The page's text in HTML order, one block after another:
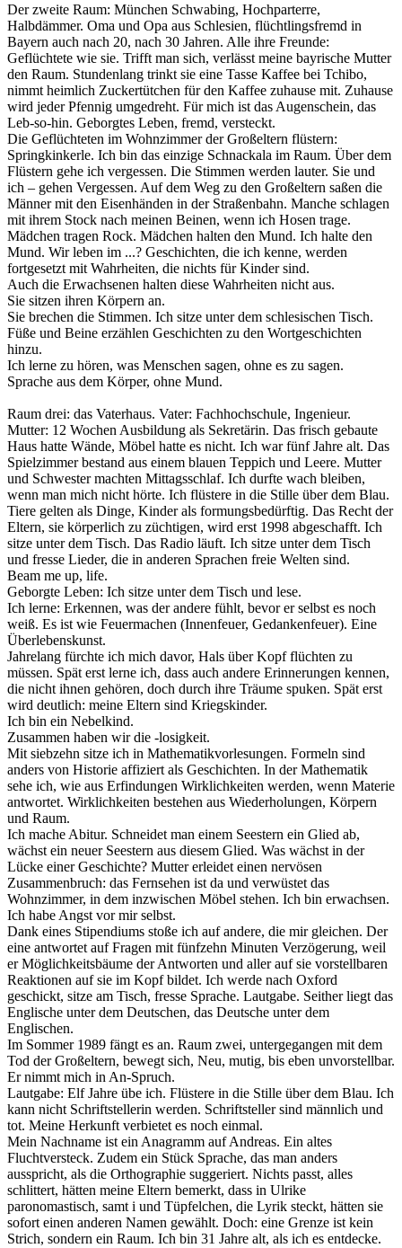
Der zweite Raum: München Schwabing, Hochparterre,
Halbdämmer. Oma und Opa aus Schlesien, flüchtlingsfremd in
Bayern auch nach 20, nach 30 Jahren. Alle ihre Freunde:
Geflüchtete wie sie. Trifft man sich, verlässt meine bayrische Mutter
den Raum. Stundenlang trinkt sie eine Tasse Kaffee bei Tchibo,
nimmt heimlich Zuckertütchen für den Kaffee zuhause mit. Zuhause
wird jeder Pfennig umgedreht. Für mich ist das Augenschein, das
Leb-so-hin. Geborgtes Leben, fremd, versteckt.
Die Geflüchteten im Wohnzimmer der Großeltern flüstern:
Springkinkerle. Ich bin das einzige Schnackala im Raum. Über dem
Flüstern gehe ich vergessen. Die Stimmen werden lauter. Sie und
ich – gehen Vergessen. Auf dem Weg zu den Großeltern saßen die
Männer mit den Eisenhänden in der Straßenbahn. Manche schlagen
mit ihrem Stock nach meinen Beinen, wenn ich Hosen trage.
Mädchen tragen Rock. Mädchen halten den Mund. Ich halte den
Mund. Wir leben im ...? Geschichten, die ich kenne, werden
fortgesetzt mit Wahrheiten, die nichts für Kinder sind.
Auch die Erwachsenen halten diese Wahrheiten nicht aus.
Sie sitzen ihren Körpern an.
Sie brechen die Stimmen. Ich sitze unter dem schlesischen Tisch.
Füße und Beine erzählen Geschichten zu den Wortgeschichten
hinzu.
Ich lerne zu hören, was Menschen sagen, ohne es zu sagen.
Sprache aus dem Körper, ohne Mund.
Raum drei: das Vaterhaus. Vater: Fachhochschule, Ingenieur.
Mutter: 12 Wochen Ausbildung als Sekretärin. Das frisch gebaute
Haus hatte Wände, Möbel hatte es nicht. Ich war fünf Jahre alt. Das
Spielzimmer bestand aus einem blauen Teppich und Leere. Mutter
und Schwester machten Mittagsschlaf. Ich durfte wach bleiben,
wenn man mich nicht hörte. Ich flüstere in die Stille über dem Blau.
Tiere gelten als Dinge, Kinder als formungsbedürftig. Das Recht der
Eltern, sie körperlich zu züchtigen, wird erst 1998 abgeschafft. Ich
sitze unter dem Tisch. Das Radio läuft. Ich sitze unter dem Tisch
und fresse Lieder, die in anderen Sprachen freie Welten sind.
Beam me up, life.
Geborgte Leben: Ich sitze unter dem Tisch und lese.
Ich lerne: Erkennen, was der andere fühlt, bevor er selbst es noch
weiß. Es ist wie Feuermachen (Innenfeuer, Gedankenfeuer). Eine
Überlebenskunst.
Jahrelang fürchte ich mich davor, Hals über Kopf flüchten zu
müssen. Spät erst lerne ich, dass auch andere Erinnerungen kennen,
die nicht ihnen gehören, doch durch ihre Träume spuken. Spät erst
wird deutlich: meine Eltern sind Kriegskinder.
Ich bin ein Nebelkind.
Zusammen haben wir die -losigkeit.
Mit siebzehn sitze ich in Mathematikvorlesungen. Formeln sind
anders von Historie affiziert als Geschichten. In der Mathematik
sehe ich, wie aus Erfindungen Wirklichkeiten werden, wenn Materie
antwortet. Wirklichkeiten bestehen aus Wiederholungen, Körpern
und Raum.
Ich mache Abitur. Schneidet man einem Seestern ein Glied ab,
wächst ein neuer Seestern aus diesem Glied. Was wächst in der
Lücke einer Geschichte? Mutter erleidet einen nervösen
Zusammenbruch: das Fernsehen ist da und verwüstet das
Wohnzimmer, in dem inzwischen Möbel stehen. Ich bin erwachsen.
Ich habe Angst vor mir selbst.
Dank eines Stipendiums stoße ich auf andere, die mir gleichen. Der
eine antwortet auf Fragen mit fünfzehn Minuten Verzögerung, weil
er Möglichkeitsbäume der Antworten und aller auf sie vorstellbaren
Reaktionen auf sie im Kopf bildet. Ich werde nach Oxford
geschickt, sitze am Tisch, fresse Sprache. Lautgabe. Seither liegt das
Englische unter dem Deutschen, das Deutsche unter dem
Englischen.
Im Sommer 1989 fängt es an. Raum zwei, untergegangen mit dem
Tod der Großeltern, bewegt sich, Neu, mutig, bis eben unvorstellbar.
Er nimmt mich in An-Spruch.
Lautgabe: Elf Jahre übe ich. Flüstere in die Stille über dem Blau. Ich
kann nicht Schriftstellerin werden. Schriftsteller sind männlich und
tot. Meine Herkunft verbietet es noch einmal.
Mein Nachname ist ein Anagramm auf Andreas. Ein altes
Fluchtversteck. Zudem ein Stück Sprache, das man anders
ausspricht, als die Orthographie suggeriert. Nichts passt, alles
schlittert, hätten meine Eltern bemerkt, dass in Ulrike
paronomastisch, samt i und Tüpfelchen, die Lyrik steckt, hätten sie
sofort einen anderen Namen gewählt. Doch: eine Grenze ist kein
Strich, sondern ein Raum. Ich bin 31 Jahre alt, als ich es entdecke.